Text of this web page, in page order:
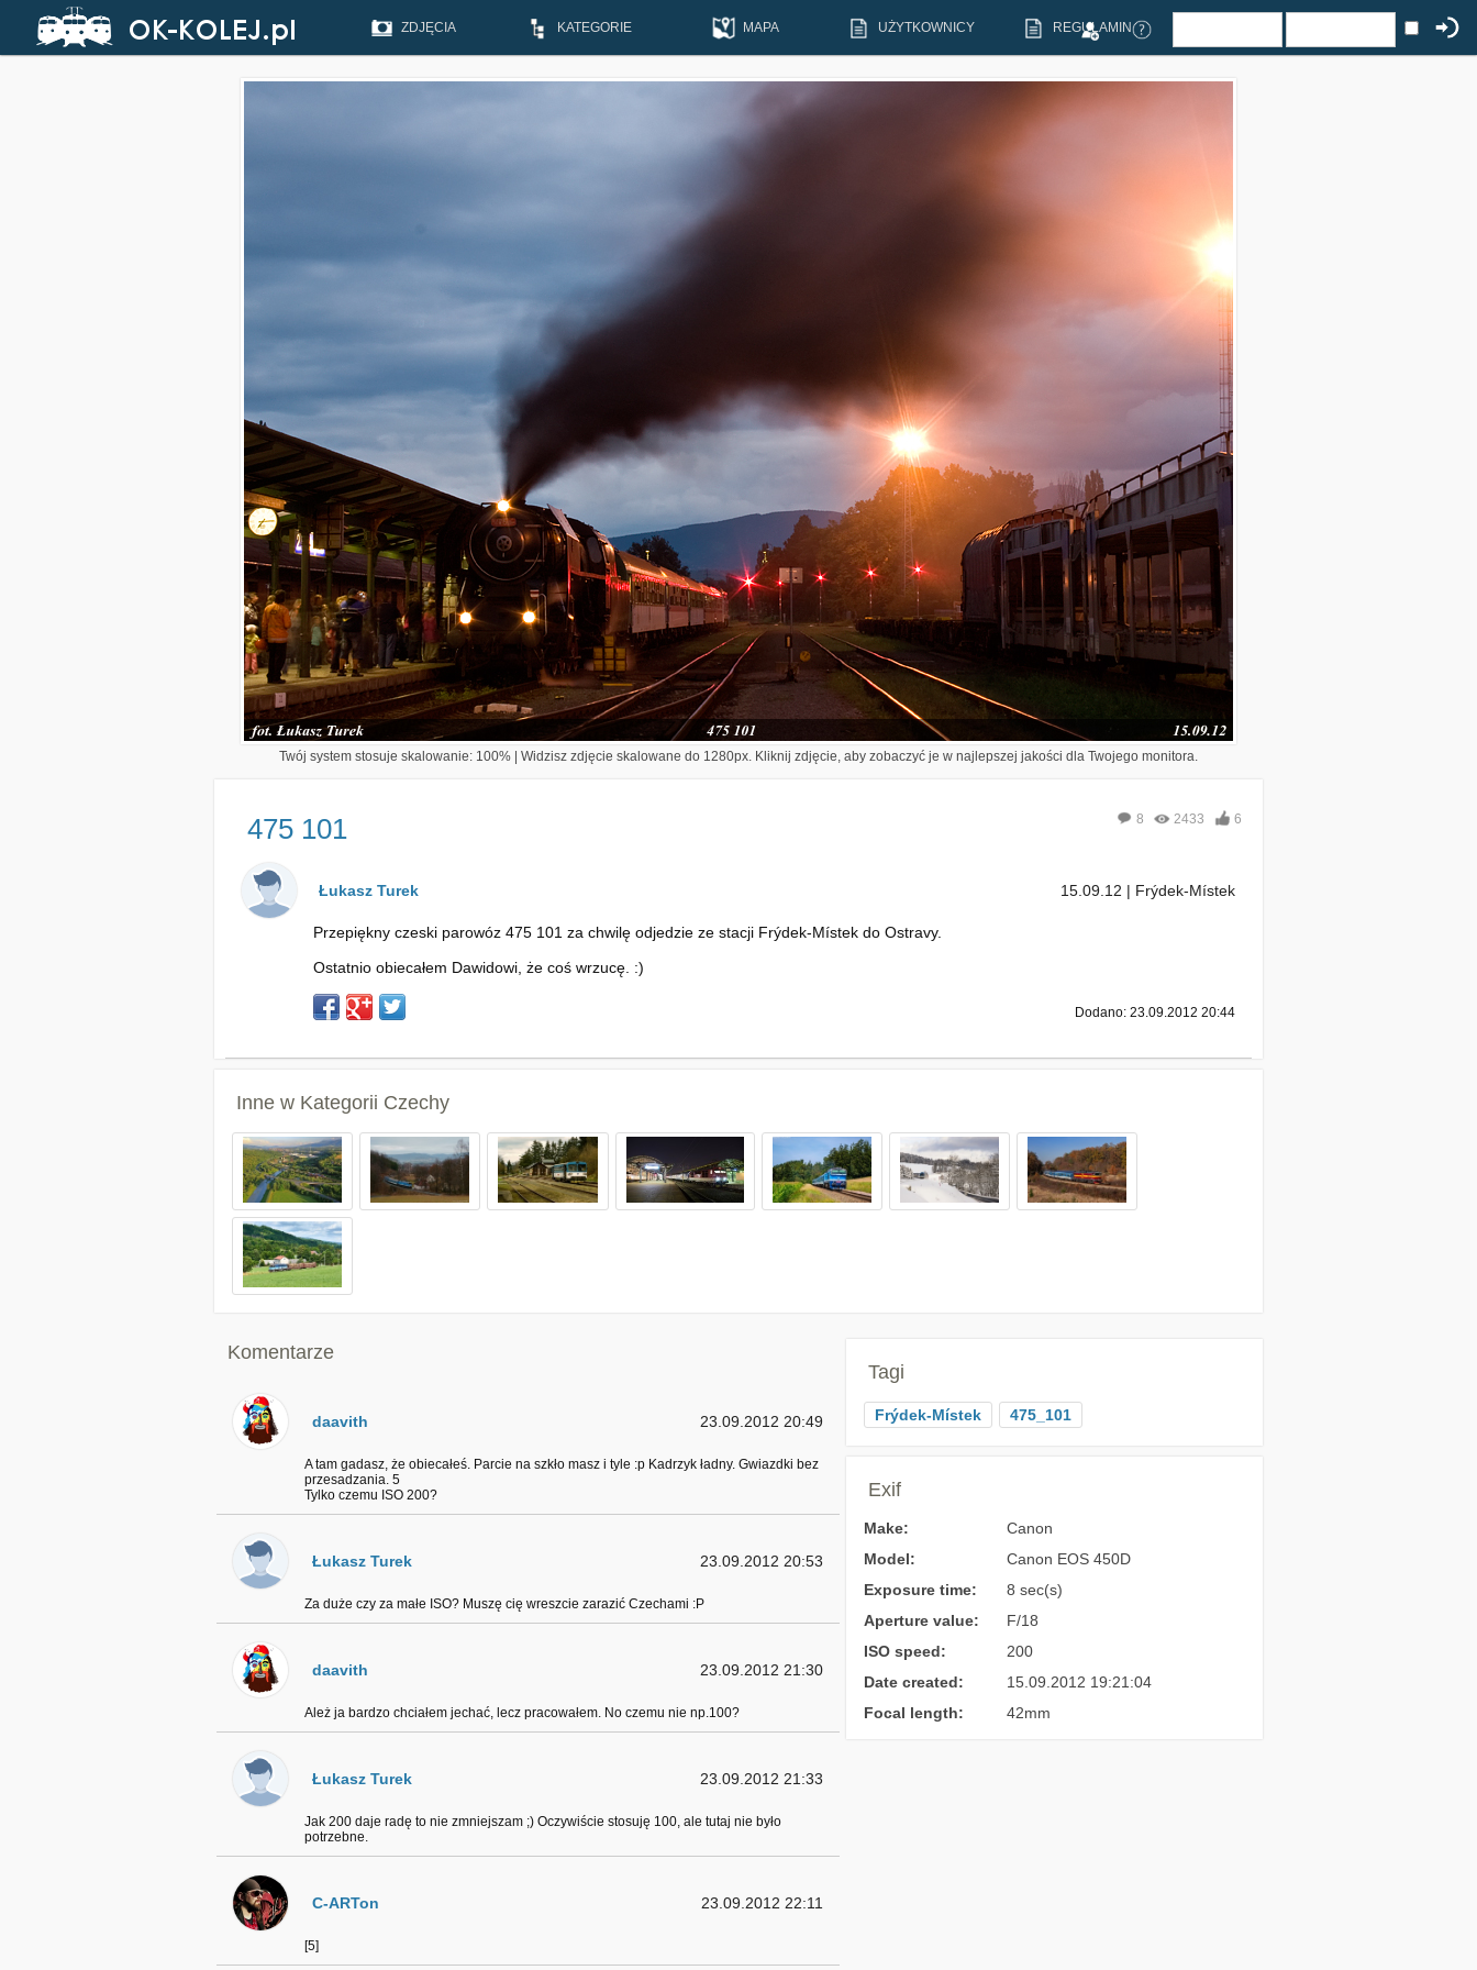
ZDJĘCIA KATEGORIE MAPA UŻYTKOWNICY REGULAMIN
Twój system stosuje skalowanie: 100% | Widzisz zdjęcie skalowane do 1280px. Kliknij zdjęcie, aby zobaczyć je w najlepszej jakości dla Twojego monitora.
475 101 8 2433 6
Łukasz Turek 15.09.12 | Frýdek-Místek
Przepiękny czeski parowóz 475 101 za chwilę odjedzie ze stacji Frýdek-Místek do Ostravy.
Ostatnio obiecałem Dawidowi, że coś wrzucę. :)
Dodano: 23.09.2012 20:44
Inne w Kategorii Czechy
Komentarze
daavith 23.09.2012 20:49
A tam gadasz, że obiecałeś. Parcie na szkło masz i tyle :p Kadrzyk ładny. Gwiazdki bez
przesadzania. 5
Tylko czemu ISO 200?
Łukasz Turek 23.09.2012 20:53
Za duże czy za małe ISO? Muszę cię wreszcie zarazić Czechami :P
daavith 23.09.2012 21:30
Ależ ja bardzo chciałem jechać, lecz pracowałem. No czemu nie np.100?
Łukasz Turek 23.09.2012 21:33
Jak 200 daje radę to nie zmniejszam ;) Oczywiście stosuję 100, ale tutaj nie było
potrzebne.
C-ARTon 23.09.2012 22:11
[5]
Tagi
Frýdek-Místek 475_101
Exif
Make:
Canon
Model:
Canon EOS 450D
Exposure time:
8 sec(s)
Aperture value:
F/18
ISO speed:
200
Date created:
15.09.2012 19:21:04
Focal length:
42mm